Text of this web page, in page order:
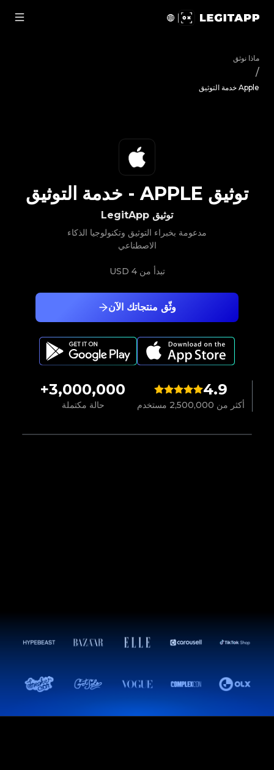
ماذا نوثق
/
Apple خدمة التوثيق
4.9
أكثر من 2,500,000 مستخدم
3,000,000+
حالة مكتملة
وثّق منتجاتك الآن
توثيق LegitApp
مدعومة بخبراء التوثيق وتكنولوجيا الذكاء
الاصطناعي
تبدأ من4 USD
توثيق APPLE
- خدمة التوثيق